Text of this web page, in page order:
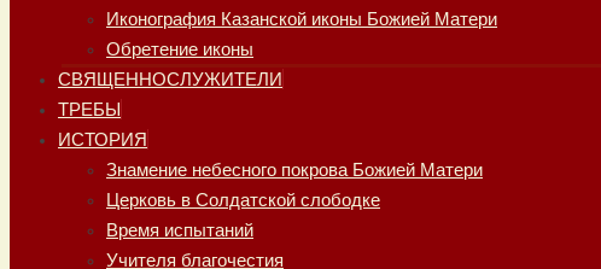
Иконография Казанской иконы Божией Матери
Обретение иконы
СВЯЩЕННОСЛУЖИТЕЛИ
ТРЕБЫ
ИСТОРИЯ
Знамение небесного покрова Божией Матери
Церковь в Солдатской слободке
Время испытаний
Учителя благочестия